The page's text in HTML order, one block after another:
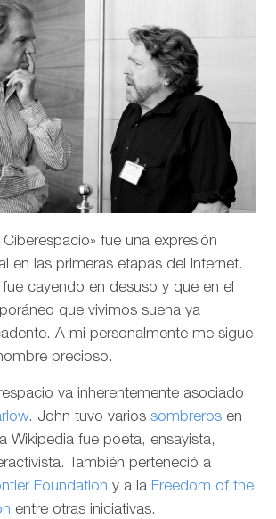
fue una expresión
en las primeras etapas del Internet.
cayendo en desuso y que en el
que vivimos suena ya
A mi personalmente me sigue
precioso.
va inherentemente asociado
. John tuvo variossombreros en
Wikipedia fue poeta, ensayista,
También perteneció a
Foundation y a la Freedom of the
entre otras iniciativas.